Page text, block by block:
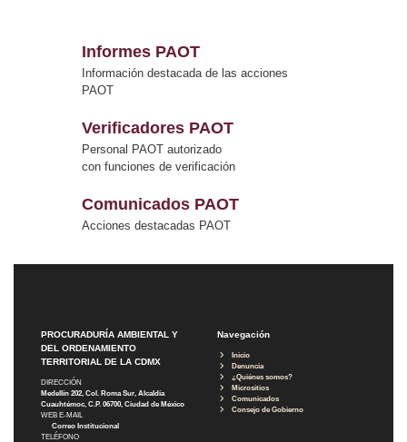
Informes PAOT
Información destacada de las acciones
PAOT
Verificadores PAOT
Personal PAOT autorizado
con funciones de verificación
Comunicados PAOT
Acciones destacadas PAOT
PROCURADURÍA AMBIENTAL Y
DEL ORDENAMIENTO
TERRITORIAL DE LA CDMX
DIRECCIÓN
Medellín 202, Col. Roma Sur, Alcaldía
Cuauhtémoc, C.P. 06700, Ciudad de México
WEB E-MAIL
Correo Institucional
TELÉFONO
Navegación
Inicio
Denuncia
¿Quiénes somos?
Micrositios
Comunicados
Consejo de Gobierno